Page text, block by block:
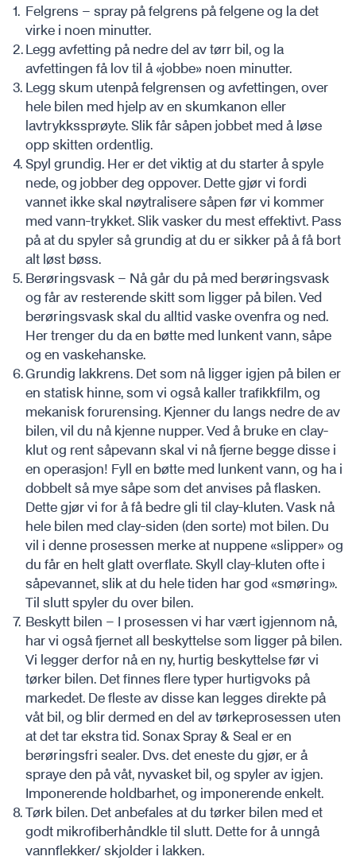
Felgrens – spray på felgrens på felgene og la det
virke i noen minutter.
Legg avfetting på nedre del av tørr bil, og la
avfettingen få lov til å «jobbe» noen minutter.
Legg skum utenpå felgrensen og avfettingen, over
hele bilen med hjelp av en skumkanon eller
lavtrykkssprøyte. Slik får såpen jobbet med å løse
opp skitten ordentlig.
Spyl grundig. Her er det viktig at du starter å spyle
nede, og jobber deg oppover. Dette gjør vi fordi
vannet ikke skal nøytralisere såpen før vi kommer
med vann-trykket. Slik vasker du mest effektivt. Pass
på at du spyler så grundig at du er sikker på å få bort
alt løst bøss.
Berøringsvask – Nå går du på med berøringsvask
og får av resterende skitt som ligger på bilen. Ved
berøringsvask skal du alltid vaske ovenfra og ned.
Her trenger du da en bøtte med lunkent vann, såpe
og en vaskehanske.
Grundig lakkrens. Det som nå ligger igjen på bilen er
en statisk hinne, som vi også kaller trafikkfilm, og
mekanisk forurensing. Kjenner du langs nedre de av
bilen, vil du nå kjenne nupper. Ved å bruke en clay-
klut og rent såpevann skal vi nå fjerne begge disse i
en operasjon! Fyll en bøtte med lunkent vann, og ha i
dobbelt så mye såpe som det anvises på flasken.
Dette gjør vi for å få bedre gli til clay-kluten. Vask nå
hele bilen med clay-siden (den sorte) mot bilen. Du
vil i denne prosessen merke at nuppene «slipper» og
du får en helt glatt overflate. Skyll clay-kluten ofte i
såpevannet, slik at du hele tiden har god «smøring».
Til slutt spyler du over bilen.
Beskytt bilen – I prosessen vi har vært igjennom nå,
har vi også fjernet all beskyttelse som ligger på bilen.
Vi legger derfor nå en ny, hurtig beskyttelse før vi
tørker bilen. Det finnes flere typer hurtigvoks på
markedet. De fleste av disse kan legges direkte på
våt bil, og blir dermed en del av tørkeprosessen uten
at det tar ekstra tid. Sonax Spray & Seal er en
berøringsfri sealer. Dvs. det eneste du gjør, er å
spraye den på våt, nyvasket bil, og spyler av igjen.
Imponerende holdbarhet, og imponerende enkelt.
Tørk bilen. Det anbefales at du tørker bilen med et
godt mikrofiberhåndkle til slutt. Dette for å unngå
vannflekker/ skjolder i lakken.